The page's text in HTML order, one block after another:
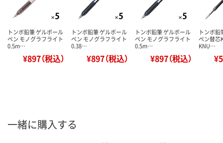
トンボ鉛筆 ゲルボール
ペン モノグラフライト
0.5m…
¥897（税込）
トンボ鉛筆 ゲルボール
ペン モノグラフライト
0.38…
¥897（税込）
トンボ鉛筆 ゲルボール
ペン モノグラフライト
0.5m…
¥897（税込）
トンボ鉛
ペン替芯
KNU…
一緒に購入する